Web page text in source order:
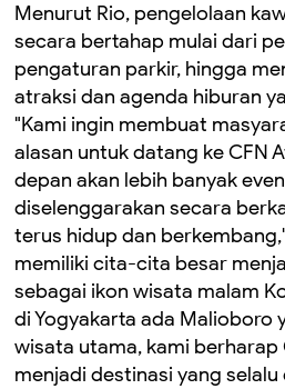
Menurut Rio, pengelolaan
secara bertahap mulai dari
pengaturan parkir, hingga
atraksi dan agenda hiburan
"Kami ingin membuat
alasan untuk datang ke CFN
depan akan lebih banyak
diselenggarakan secara
terus hidup dan
memiliki cita-cita besar
sebagai ikon wisata malam
di Yogyakarta ada Malioboro
wisata utama, kami berharap
menjadi destinasi yang